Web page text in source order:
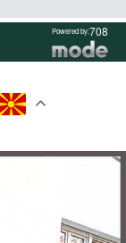
Powered by:708